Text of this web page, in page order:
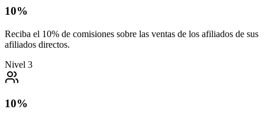
10%
Reciba el 10% de comisiones sobre las ventas de los afiliados de sus
afiliados directos.
Nivel 3
10%